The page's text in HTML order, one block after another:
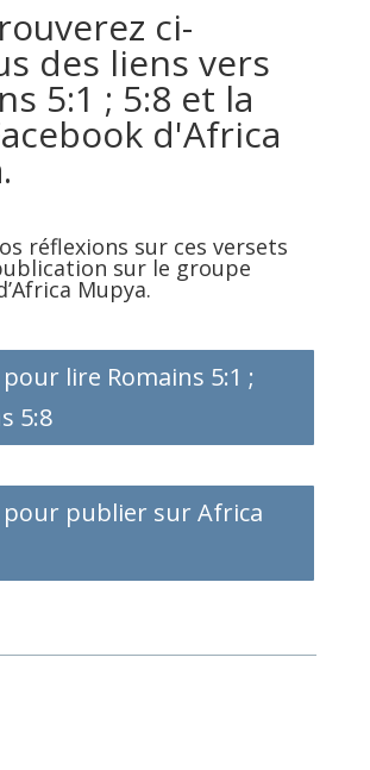
ci-
des liens vers
5:1 ; 5:8 et la
d'Africa
réflexions sur ces versets
sur le groupe
Mupya.
lire Romains 5:1 ;
5:8
pour publier sur Africa